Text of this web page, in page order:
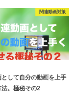
関連動画対策
として自分の動画を上手
法。極秘その2